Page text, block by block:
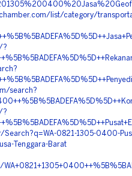
list/category/
?
search?
?
Search?q=WA-0821-1305-0400-
Tenggara-Barat